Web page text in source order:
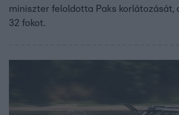
miniszter feloldotta Paks korlátozását,
32 fokot.